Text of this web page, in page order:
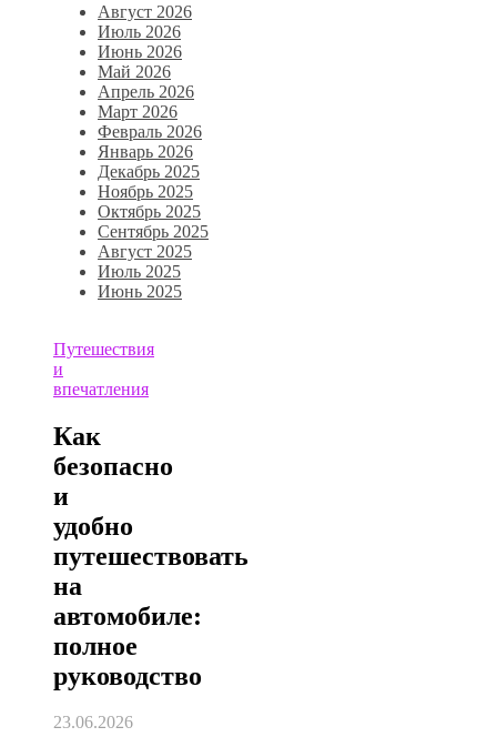
Август 2026
Июль 2026
Июнь 2026
Май 2026
Апрель 2026
Март 2026
Февраль 2026
Январь 2026
Декабрь 2025
Ноябрь 2025
Октябрь 2025
Сентябрь 2025
Август 2025
Июль 2025
Июнь 2025
Путешествия
и
впечатления
Как
безопасно
и
удобно
путешествовать
на
автомобиле:
полное
руководство
23.06.2026